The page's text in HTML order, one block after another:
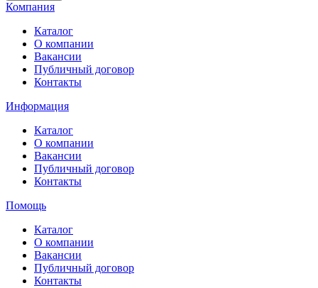
Компания
Каталог
О компании
Вакансии
Публичный договор
Контакты
Информация
Каталог
О компании
Вакансии
Публичный договор
Контакты
Помощь
Каталог
О компании
Вакансии
Публичный договор
Контакты